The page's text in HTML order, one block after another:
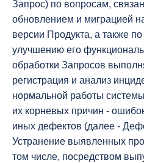
Запрос) по вопросам,
обновлением и миграцией
версии Продукта, а также
улучшению его
обработки Запросов
регистрация и анализ
нормальной работы
их корневых причин -
иных дефектов (далее -
Устранение выявленных
том числе, посредством